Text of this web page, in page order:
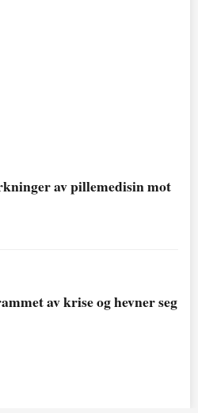
av pillemedisin mot
av krise og hevner seg